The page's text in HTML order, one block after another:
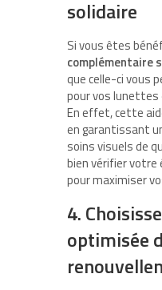
solidaire
Si vous êtes
complémentaire
que celle-ci vous
pour vos lunettes
En effet, cette
en garantissant
soins visuels de
bien vérifier votre
pour maximiser
4.
optimisée